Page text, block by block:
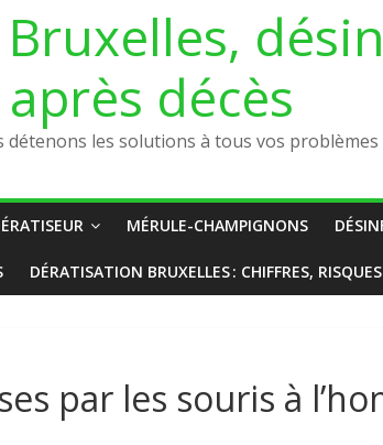
décès
détenons les solutions à tous vos
MÉRULE-CHAMPIGNONS
DÉRATISATION BRUXELLES : CHIFFRES,
par les souris à